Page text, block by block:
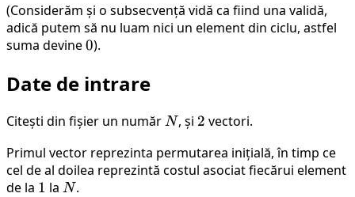
(Considerăm și o subsecvență vidă ca fiind una validă,
adică putem să nu luam nici un element din ciclu, astfel
suma devine0
0).
Date de intrare
Citești din fișier un numărN
N, și 2
2 vectori.
Primul vector reprezinta permutarea inițială, în timp ce
cel de al doilea reprezintă costul asociat fiecărui element
de la 1
1 la N
N.